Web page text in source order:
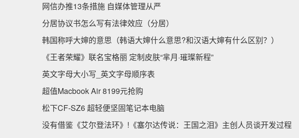
网信办推13条措施 自媒体管理从严
分居协议书怎么写有法律效应（分居）
韩国称呼大婶的意思（韩语大婶什么意思?和汉语大婶有什么区别？）
《王者荣耀》联名宝格丽 定制皮肤“芈月·璀璨新程”
英文字母大小写_英文字母顺序表
超值Macbook Air 8199元抢购
松下CF-SZ6 超轻便坚固笔记本电脑
没有借鉴《艾尔登法环》!《塞尔达传说：王国之泪》主创人员谈开发过程